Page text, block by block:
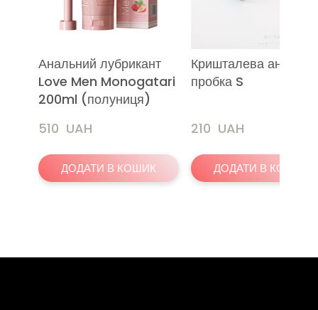
Анальний лубрикант
Love Men Monogatari
200ml (полуниця)
510  UAH
ДОДАТИ В КОШИК
Кришталева анальна
пробка S
210  UAH
ДОДАТИ В КОШИК